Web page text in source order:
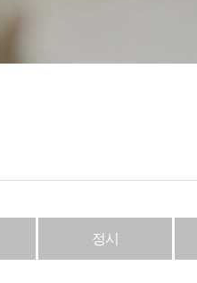
정시